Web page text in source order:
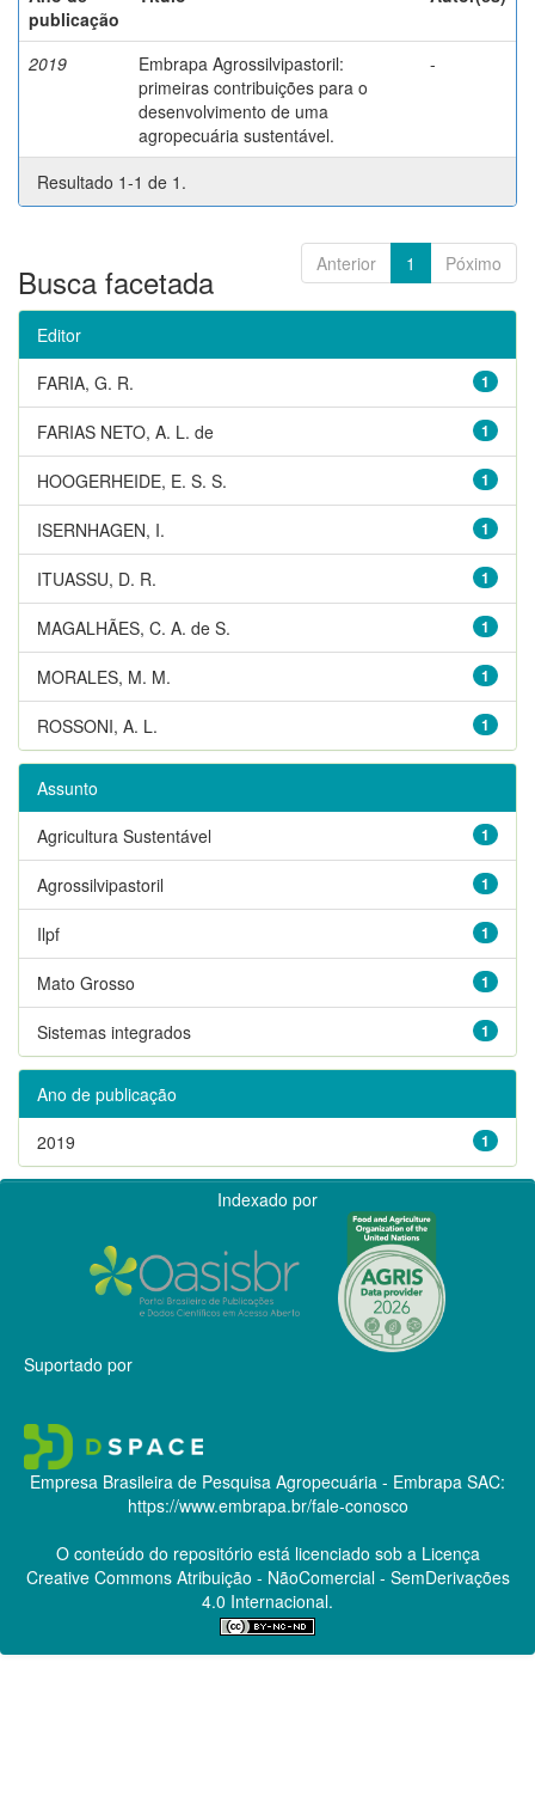
publicação
2019
Embrapa Agrossilvipastoril:
primeiras contribuições para o
desenvolvimento de uma
agropecuária sustentável.
-
Resultado 1-1 de 1.
Anterior 1 Póximo
Busca facetada
Editor
1
FARIA, G. R.
1
FARIAS NETO, A. L. de
1
HOOGERHEIDE, E. S. S.
1
ISERNHAGEN, I.
1
ITUASSU, D. R.
1
MAGALHÃES, C. A. de S.
1
MORALES, M. M.
1
ROSSONI, A. L.
Assunto
1
Agricultura Sustentável
1
Agrossilvipastoril
1
Ilpf
1
Mato Grosso
1
Sistemas integrados
Ano de publicação
1
2019
Indexado por
Suportado por
Empresa Brasileira de Pesquisa Agropecuária - Embrapa SAC:
https://www.embrapa.br/fale-conosco
O conteúdo do repositório está licenciado sob a Licença
Creative CommonsAtribuição - NãoComercial - SemDerivações
4.0 Internacional.